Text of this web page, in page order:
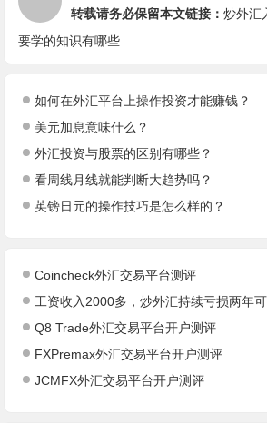
转载请务必保留本文链接：炒外汇
要学的知识有哪些
如何在外汇平台上操作投资才能赚钱？
美元加息意味什么？
外汇投资与股票的区别有哪些？
看周线月线就能判断大趋势吗？
英镑日元的操作技巧是怎么样的？
Coincheck外汇交易平台测评
工资收入2000多，炒外汇持续亏损两年可以
Q8 Trade外汇交易平台开户测评
FXPremax外汇交易平台开户测评
JCMFX外汇交易平台开户测评